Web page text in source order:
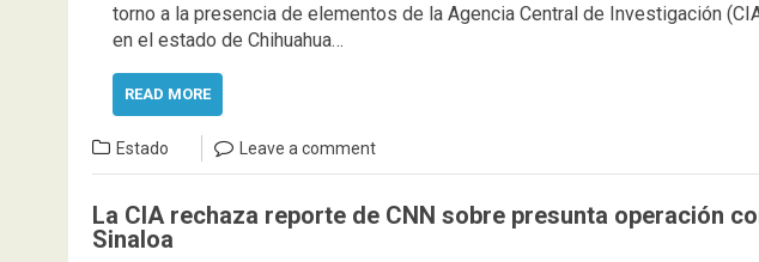
torno a la presencia de elementos de la Agencia Central de Investigación
en el estado de Chihuahua…
READ MORE
Estado Leave a comment
La CIA rechaza reporte de CNN sobre presunta operación
Sinaloa